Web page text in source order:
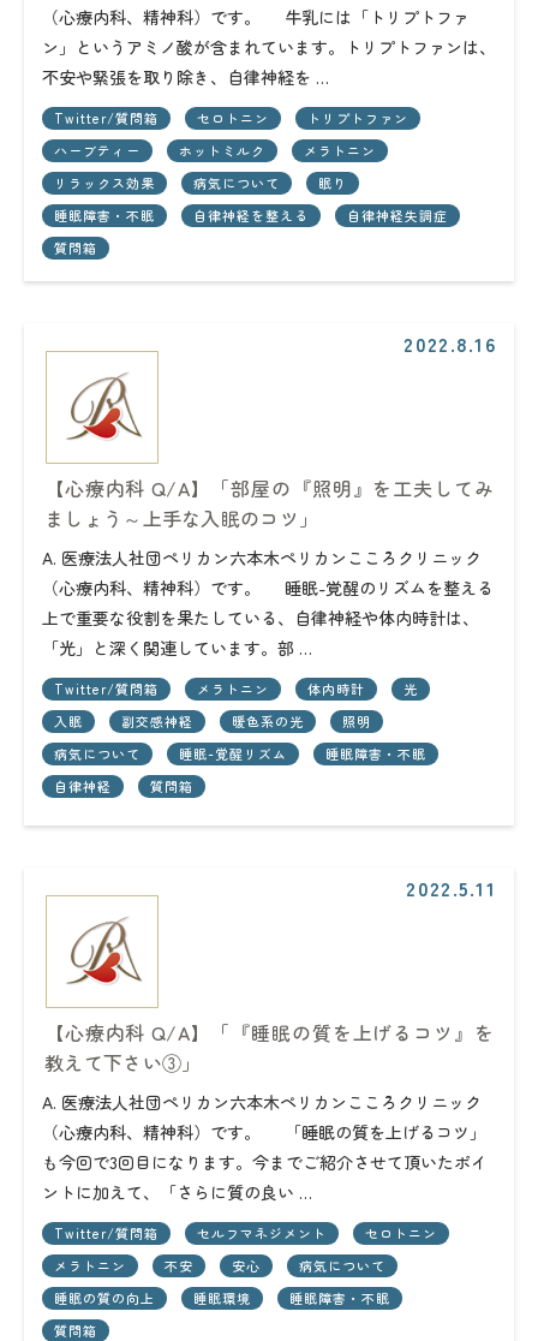
（心療内科、精神科）です。 牛乳には「トリプトファ
ン」というアミノ酸が含まれています。トリプトファンは、
不安や緊張を取り除き、自律神経を …
Twitter/質問箱 セロトニン
トリプトファン
ハーブティー
ホットミルク
メラトニン
リラックス効果
病気について
眠り
睡眠障害・不眠
自律神経を整える
自律神経失調症
質問箱
2022.8.16
【心療内科 Q/A】「部屋の『照明』を工夫してみ
ましょう～上手な入眠のコツ」
A. 医療法人社団ペリカン六本木ペリカンこころクリニック
（心療内科、精神科）です。 睡眠-覚醒のリズムを整える
上で重要な役割を果たしている、自律神経や体内時計は、
「光」と深く関連しています。部 …
Twitter/質問箱 メラトニン 体内時計
光
入眠
副交感神経 暖色系の光
照明
病気について
睡眠-覚醒リズム
睡眠障害・不眠
自律神経
質問箱
2022.5.11
【心療内科 Q/A】「『睡眠の質を上げるコツ』を
教えて下さい③」
A. 医療法人社団ペリカン六本木ペリカンこころクリニック
（心療内科、精神科）です。 「睡眠の質を上げるコツ」
も今回で3回目になります。今までご紹介させて頂いたポイ
ントに加えて、「さらに質の良い …
Twitter/質問箱 セルフマネジメント
セロトニン
メラトニン
不安 安心
病気について
睡眠の質の向上
睡眠環境
睡眠障害・不眠
質問箱